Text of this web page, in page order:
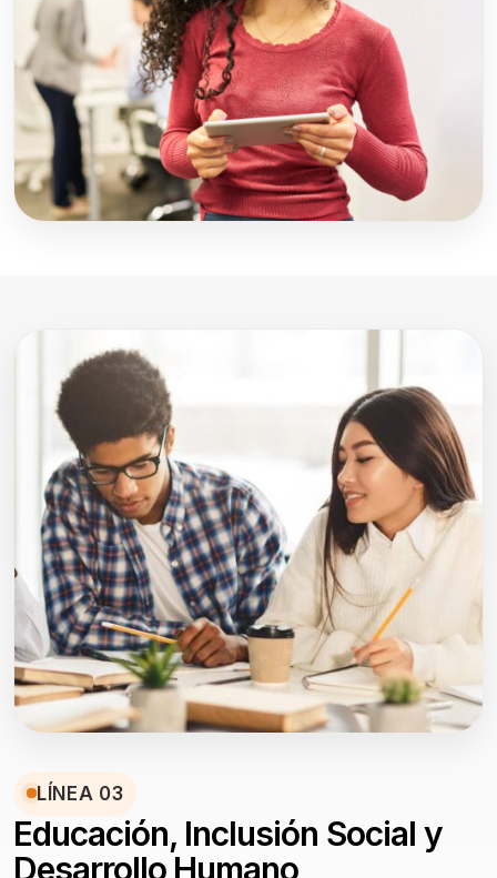
LÍNEA 03
Educación, Inclusión Social y
Desarrollo Humano